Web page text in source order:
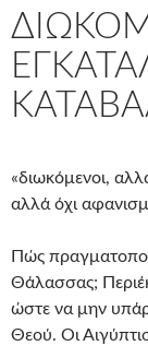
«διωκόμενοι,
αλλά όχι
Πώς
Θάλασσας;
ώστε να μην
Θεού. Οι